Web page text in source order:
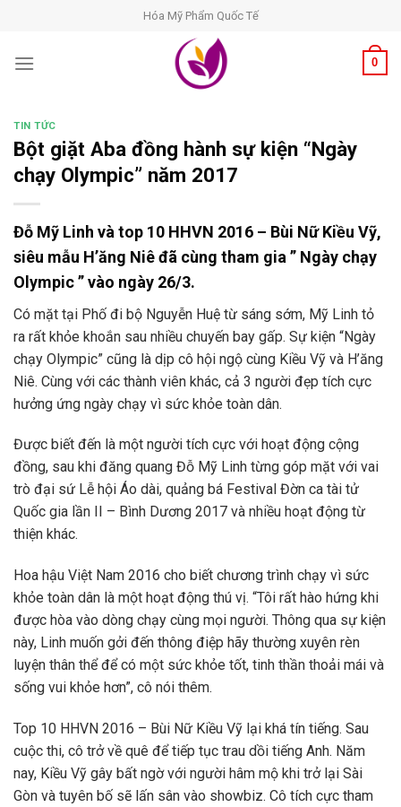
content
Hóa Mỹ Phẩm Quốc Tế
0
TIN TỨC
Bột giặt Aba đồng hành sự kiện “Ngày
chạy Olympic” năm 2017
Đỗ Mỹ Linh và top 10 HHVN 2016 – Bùi Nữ Kiều Vỹ,
siêu mẫu H’ăng Niê đã cùng tham gia ” Ngày chạy
Olympic ” vào ngày 26/3.
Có mặt tại Phố đi bộ Nguyễn Huệ từ sáng sớm, Mỹ Linh tỏ
ra rất khỏe khoắn sau nhiều chuyến bay gấp. Sự kiện “Ngày
chạy Olympic” cũng là dịp cô hội ngộ cùng Kiều Vỹ và H’ăng
Niê. Cùng với các thành viên khác, cả 3 người đẹp tích cực
hưởng ứng ngày chạy vì sức khỏe toàn dân.
Được biết đến là một người tích cực với hoạt động cộng
đồng, sau khi đăng quang Đỗ Mỹ Linh từng góp mặt với vai
trò đại sứ Lễ hội Áo dài, quảng bá Festival Đờn ca tài tử
Quốc gia lần II – Bình Dương 2017 và nhiều hoạt động từ
thiện khác.
Hoa hậu Việt Nam 2016 cho biết chương trình chạy vì sức
khỏe toàn dân là một hoạt động thú vị. “Tôi rất hào hứng khi
được hòa vào dòng chạy cùng mọi người. Thông qua sự kiện
này, Linh muốn gởi đến thông điệp hãy thường xuyên rèn
luyện thân thể để có một sức khỏe tốt, tinh thần thoải mái và
sống vui khỏe hơn”, cô nói thêm.
Top 10 HHVN 2016 – Bùi Nữ Kiều Vỹ lại khá tín tiếng. Sau
cuộc thi, cô trở về quê để tiếp tục trau dồi tiếng Anh. Năm
nay, Kiều Vỹ gây bất ngờ với người hâm mộ khi trở lại Sài
Gòn và tuyên bố sẽ lấn sân vào showbiz. Cô tích cực tham